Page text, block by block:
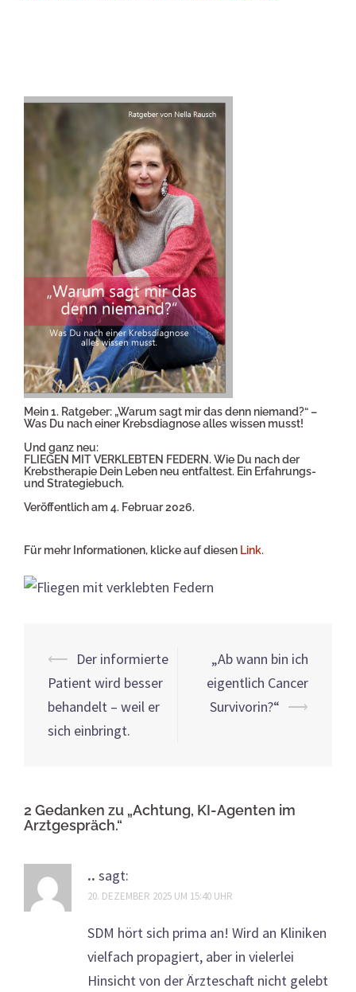
Mein 1. Ratgeber: „Warum sagt mir das denn niemand?“ –
Was Du nach einer Krebsdiagnose alles wissen musst!
Und ganz neu:
FLIEGEN MIT VERKLEBTEN FEDERN. Wie Du nach der
Krebstherapie Dein Leben neu entfaltest. Ein Erfahrungs-
und Strategiebuch.
Veröffentlich am 4. Februar 2026.
Für mehr Informationen, klicke auf diesen Link.
Beitrags-
Navigation
⟵ Der informierte
Patient wird besser
behandelt – weil er
sich einbringt.
„Ab wann bin ich
eigentlich Cancer
Survivorin?“ ⟶
2 Gedanken zu „Achtung, KI-Agenten im
Arztgespräch.“
.. sagt:
20. DEZEMBER 2025 UM 15:40 UHR
SDM hört sich prima an! Wird an Kliniken
vielfach propagiert, aber in vielerlei
Hinsicht von der Ärzteschaft nicht gelebt